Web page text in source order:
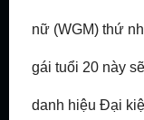
nữ (WGM) thứ
gái tuổi 20 này
danh hiệu Đại